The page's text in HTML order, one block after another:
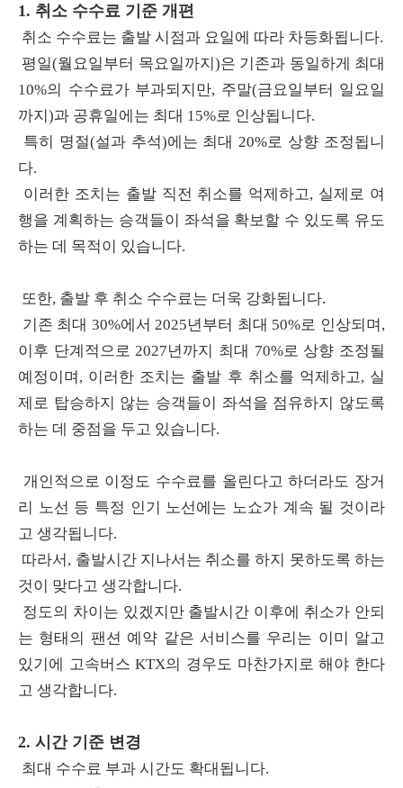
1. 취소 수수료 기준 개편
취소 수수료는 출발 시점과 요일에 따라 차등화됩니다.
평일(월요일부터 목요일까지)은 기존과 동일하게 최대
10%의 수수료가 부과되지만, 주말(금요일부터 일요일
까지)과 공휴일에는 최대 15%로 인상됩니다.
특히 명절(설과 추석)에는 최대 20%로 상향 조정됩니
다.
이러한 조치는 출발 직전 취소를 억제하고, 실제로 여
행을 계획하는 승객들이 좌석을 확보할 수 있도록 유도
하는 데 목적이 있습니다.
또한, 출발 후 취소 수수료는 더욱 강화됩니다.
기존 최대 30%에서 2025년부터 최대 50%로 인상되며,
이후 단계적으로 2027년까지 최대 70%로 상향 조정될
예정이며, 이러한 조치는 출발 후 취소를 억제하고, 실
제로 탑승하지 않는 승객들이 좌석을 점유하지 않도록
하는 데 중점을 두고 있습니다.
개인적으로 이정도 수수료를 올린다고 하더라도 장거
리 노선 등 특정 인기 노선에는 노쇼가 계속 될 것이라
고 생각됩니다.
따라서, 출발시간 지나서는 취소를 하지 못하도록 하는
것이 맞다고 생각합니다.
정도의 차이는 있겠지만 출발시간 이후에 취소가 안되
는 형태의 팬션 예약 같은 서비스를 우리는 이미 알고
있기에 고속버스 KTX의 경우도 마찬가지로 해야 한다
고 생각합니다.
2. 시간 기준 변경
최대 수수료 부과 시간도 확대됩니다.